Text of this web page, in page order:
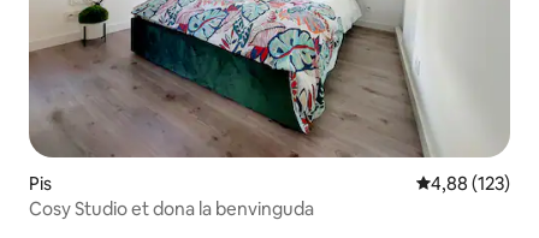
Pis 4,88 de
4,88 (123)
Cosy Studio et dona la benvinguda